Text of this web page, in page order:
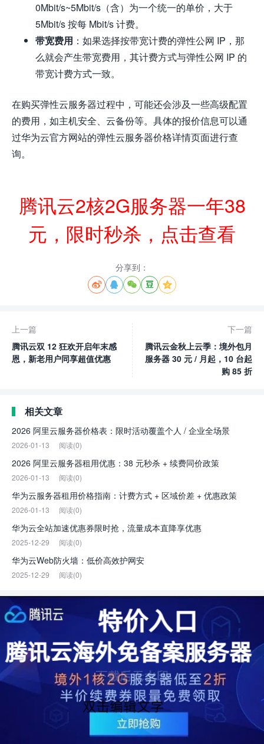
0Mbit/s~5Mbit/s（含）为一个统一的单价，大于
5Mbit/s 按每 Mbit/s 计费。
带宽费用 ：如果选择按带宽计费的弹性公网 IP，那
么就会产生带宽费用，其计费方式与弹性公网 IP 的
带宽计费方式一致。
在购买弹性云服务器过程中，可能还会涉及一些高级配置
的费用，如主机安全、云备份等。具体的报价信息可以通
过华为云官方网站的弹性云服务器价格详情页面进行查
询。
腾讯云2核2G服务器一年38
元，限时秒杀，点击查看
分享到：
    
上一篇
腾讯云双 12 狂欢开启年末感
恩，新老用户同享超值优惠
下一篇
腾讯云金秋上云季：境外包月
服务器 30 元 / 月起，10 台起
购 85 折
相关文章
2026 阿里云服务器价格表：限时活动覆盖个人 / 企业全场景
2026-01-13 阅读(0)
2026 阿里云服务器租用优惠：38 元秒杀 + 续费同价政策
2026-01-13 阅读(0)
华为云服务器租用价格指南：计费方式 + 区域价差 + 优惠政策
2026-01-13 阅读(0)
华为云全站加速优惠券限时抢，流量成本直降享优惠
2025-12-29 阅读(0)
华为云Web防火墙：低价高效护网安
2025-12-29 阅读(0)